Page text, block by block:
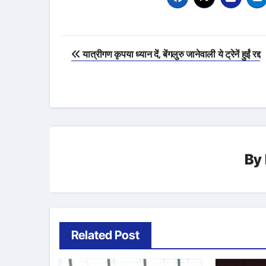
Post
यात्रीगण कृपया ध्यान दें, बेंगलुरु जानेवाली ये ट्रेनें हुईं रद्द
By
Related Post